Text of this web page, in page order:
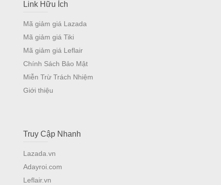
Link Hữu Ích
Mã giảm giá Lazada
Mã giảm giá Tiki
Mã giảm giá Leflair
Chính Sách Bảo Mật
Miễn Trừ Trách Nhiệm
Giới thiệu
Truy Cập Nhanh
Lazada.vn
Adayroi.com
Leflair.vn